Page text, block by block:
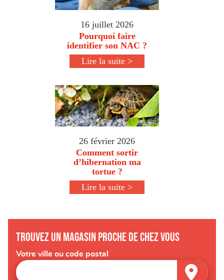
16 juillet 2026
Pourquoi faire
identifier son NAC ?
Lire la suite >
26 février 2026
Comment sortir
d’hibernation ma
tortue ?
Lire la suite >
Trouvez un magasin proche de chez vous
Votre ville ou code postal